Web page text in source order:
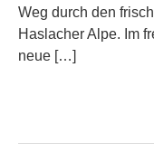
Weg durch den
Haslacher Alpe. Im
neue […]